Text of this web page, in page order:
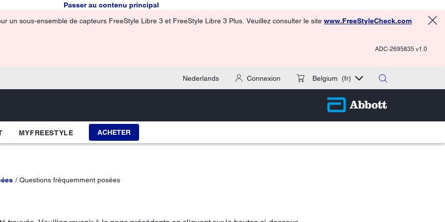
Passer au contenu principal
un sous-ensemble de capteurs FreeStyle Libre 3 et FreeStyle Libre 3 Plus. Veuillez consulter le site www.FreeStyleCheck.com
ADC-2695835 v1.0
Nederlands Connexion Belgium (fr)
MYFREESTYLE ACHETER
Questions fréquemment posées